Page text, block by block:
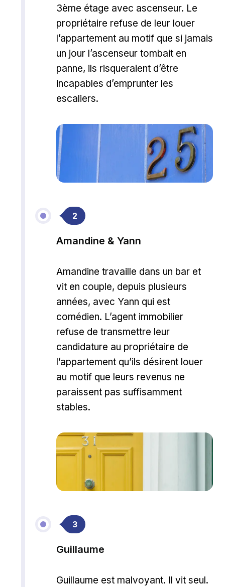
3ème étage avec ascenseur. Le
propriétaire refuse de leur louer
l’appartement au motif que si jamais
un jour l’ascenseur tombait en
panne, ils risqueraient d’être
incapables d’emprunter les
escaliers.
2
Amandine & Yann
Amandine travaille dans un bar et
vit en couple, depuis plusieurs
années, avec Yann qui est
comédien. L’agent immobilier
refuse de transmettre leur
candidature au propriétaire de
l’appartement qu’ils désirent louer
au motif que leurs revenus ne
paraissent pas suffisamment
stables.
3
Guillaume
Guillaume est malvoyant. Il vit seul.